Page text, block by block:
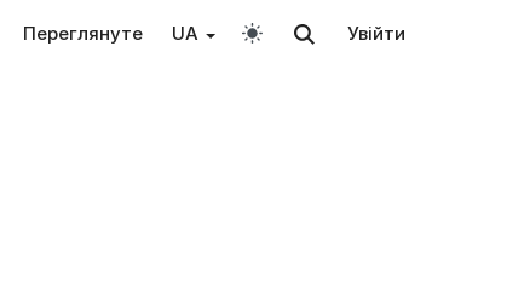
Переглянуте UA Увійти